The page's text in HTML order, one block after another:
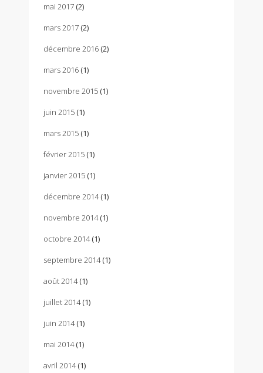
mai 2017 (2)
mars 2017 (2)
décembre 2016 (2)
mars 2016 (1)
novembre 2015 (1)
juin 2015 (1)
mars 2015 (1)
février 2015 (1)
janvier 2015 (1)
décembre 2014(1)
novembre 2014(1)
octobre 2014(1)
septembre 2014(1)
août 2014(1)
juillet 2014(1)
juin 2014(1)
mai 2014(1)
avril 2014(1)